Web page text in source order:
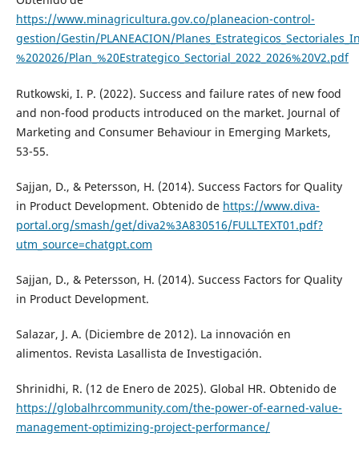
https://www.minagricultura.gov.co/planeacion-control-
gestion/Gestin/PLANEACION/
%202026/Plan_%20Estrategico_Sectorial_2022_2026%20V2.pdf
Rutkowski, I. P. (2022). Success and failure rates of new food
and non-food products introduced on the market. Journal of
Marketing and Consumer Behaviour in Emerging Markets,
53-55.
Sajjan, D., & Petersson, H. (2014). Success Factors for Quality
in Product Development. Obtenido de https://www.diva-
portal.org/smash/get/diva2%3A830516/FULLTEXT01.pdf?
utm_source=chatgpt.com
Sajjan, D., & Petersson, H. (2014). Success Factors for Quality
in Product Development.
Salazar, J. A. (Diciembre de 2012). La innovación en
alimentos. Revista Lasallista de Investigación.
Shrinidhi, R. (12 de Enero de 2025). Global HR. Obtenido de
https://globalhrcommunity.com/the-power-of-earned-value-
management-optimizing-project-performance/